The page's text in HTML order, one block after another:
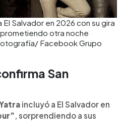
Salvador en 2026 con su gira
otra noche
Facebook Grupo
San
incluyó a El Salvador en
, sorprendiendo a sus